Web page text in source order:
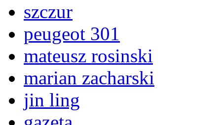
szczur
peugeot 301
mateusz rosinski
marian zacharski
jin ling